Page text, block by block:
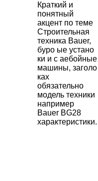
Краткий и
понятный
акцент по теме
Строительная
техника Bauer,
буро ые устано
ки и с аебойные
машины, заголо
ках
обязательно
модель техники
например
Bauer BG28
характеристики.